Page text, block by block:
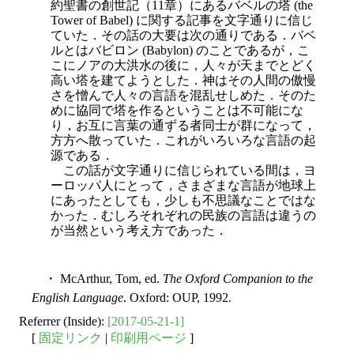
約聖書の創世記（11章）にあるバベルの塔 (the
Tower of Babel) に関する記事を文字通りに信じ
ていた．その話の大要は次の通りである．バベ
ルとはバビロン (Babylon) のことであるが，こ
こにノアの大洪水の後に，人々が天までとどく
高い塔を建てようとした．神はその人間の傲慢
さを憎んで人々の言語を混乱せしめた．そのた
めに協同で塔を作るということは不可能にな
り，お互に言葉の通ずる者同士が群になって，
方方へ散っていた．これがいろいろな言語の起
源である．
この話が文字通りに信じられている間は，ヨ
ーロッパ人にとって，さまざまな言語が地球上
にあったとしても，少しも不思議なことではな
かった．むしろそれぞれの民族の言語は違うの
が当然という考え方であった．
・ McArthur, Tom, ed. The Oxford Companion to the
English Language. Oxford: OUP, 1992.
Referrer (Inside): [2017-05-21-1]
[ 固定リンク | 印刷用ページ ]